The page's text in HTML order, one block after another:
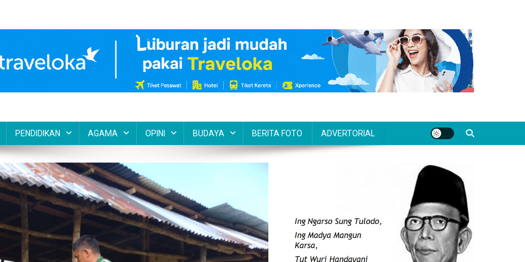
PENDIDIKAN AGAMA OPINI BUDAYA BERITA FOTO ADVERTORIAL